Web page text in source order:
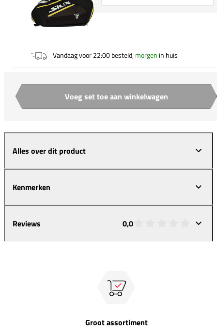
Vandaag voor 22:00 besteld,morgen in huis
Aantal Voeg set toe aan winkelwagen
Alles over dit product
Kenmerken
Reviews 0,0
Groot assortiment